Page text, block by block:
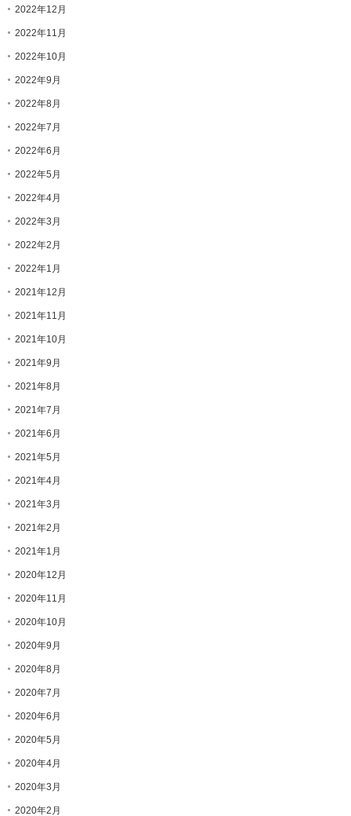
2022年12月
2022年11月
2022年10月
2022年9月
2022年8月
2022年7月
2022年6月
2022年5月
2022年4月
2022年3月
2022年2月
2022年1月
2021年12月
2021年11月
2021年10月
2021年9月
2021年8月
2021年7月
2021年6月
2021年5月
2021年4月
2021年3月
2021年2月
2021年1月
2020年12月
2020年11月
2020年10月
2020年9月
2020年8月
2020年7月
2020年6月
2020年5月
2020年4月
2020年3月
2020年2月